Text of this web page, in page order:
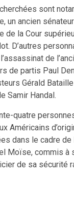
sont
un ancien
de la Cour
D’autres
de
de partis Paul
Gérald
Samir Handal.
quatre
Américains
dans le cadre de
Moïse, commis à
de sa sécurité